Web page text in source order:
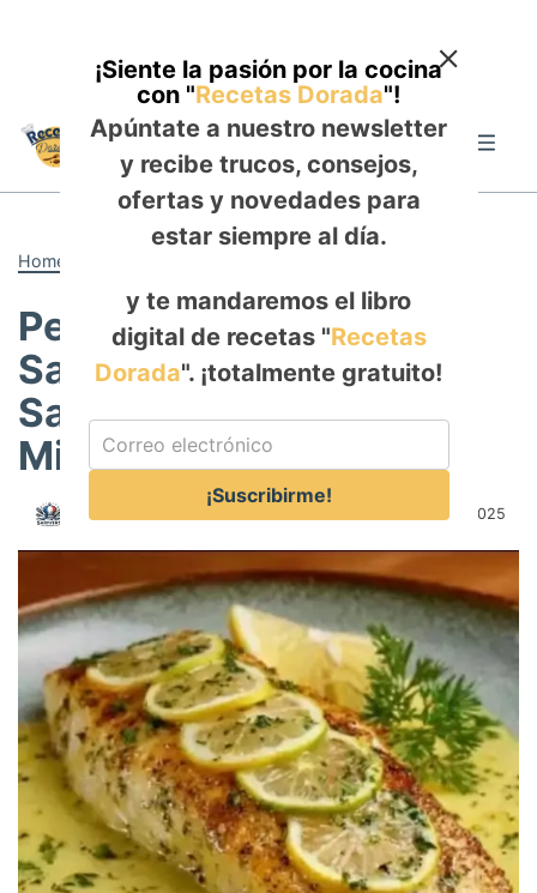
content
Home
Pescado al Limón en
Salsa de Mantequilla: El
Sabor del Mar en 15
Minutos
Author: September 10, 2025
¡Siente la pasión por la cocina
con "Recetas Dorada"!
Apúntate a nuestro newsletter
y recibe trucos, consejos,
ofertas y novedades para
estar siempre al día.
y te mandaremos el libro
digital de recetas "Recetas
Dorada". ¡totalmente gratuito!
¡Suscribirme!